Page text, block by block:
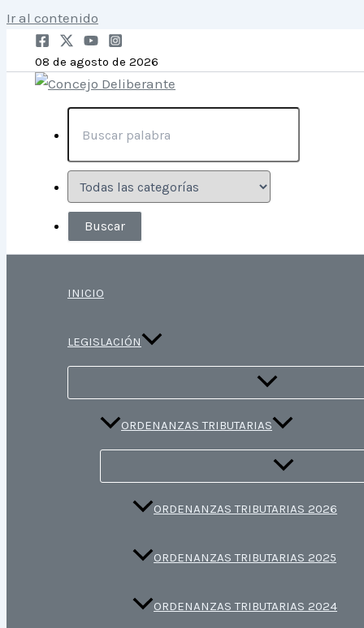
Ir al contenido
08 de agosto de 2026
INICIO
LEGISLACIÓN
ORDENANZAS TRIBUTARIAS
ORDENANZAS TRIBUTARIAS 2026
ORDENANZAS TRIBUTARIAS 2025
ORDENANZAS TRIBUTARIAS 2024